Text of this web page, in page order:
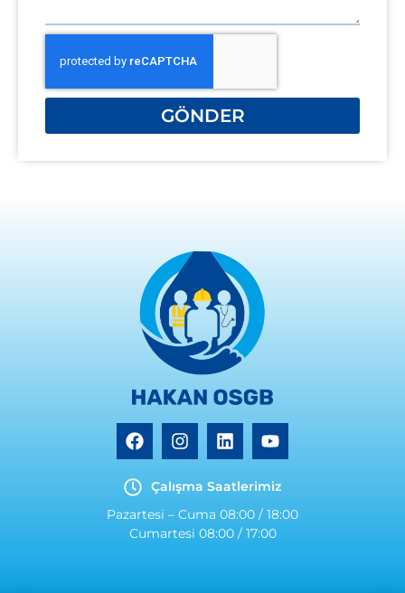
GÖNDER
Çalışma Saatlerimiz
Pazartesi – Cuma 08:00 / 18:00
Cumartesi 08:00 / 17:00